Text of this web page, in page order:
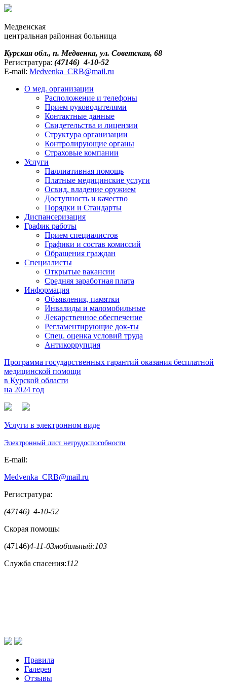
Медвенская
центральная районная больница
Курская обл., п. Медвенка, ул. Советская, 68
Регистратура: (47146) 4-10-52
E-mail: Medvenka_CRB@mail.ru
О мед. организации
Расположение и телефоны
Прием руководителями
Контактные данные
Свидетельства и лицензии
Структура организации
Контролирующие органы
Страховые компании
Услуги
Паллиативная помощь
Платные медицинские услуги
Освид. владение оружием
Доступность и качество
Порядки и Cтандарты
Диспансеризация
График работы
Прием специалистов
Графики и состав комиссий
Обращения граждан
Специалисты
Открытые вакансии
Средняя заработная плата
Информация
Объявления, памятки
Инвалиды и маломобильные
Лекарственное обеспечение
Регламентирующие док-ты
Спец. оценка условий труда
Антикоррупция
Программа государственных гарантий оказания бесплатной
медицинской помощи
в Курской области
на 2024 год
Услуги в электронном виде
Электронный лист нетрудоспособности
E-mail:
Medvenka_CRB@mail.ru
Регистратура:
(47146) 4-10-52
Скорая помощь:
(47146)4-11-03мобильный:103
Служба спасения:112
Правила
Галерея
Отзывы